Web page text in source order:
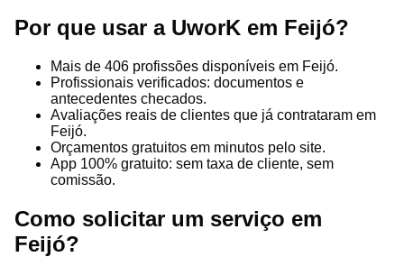
Por que usar a UworK em Feijó?
Mais de 406 profissões disponíveis em Feijó.
Profissionais verificados: documentos e
antecedentes checados.
Avaliações reais de clientes que já contrataram em
Feijó.
Orçamentos gratuitos em minutos pelo site.
App 100% gratuito: sem taxa de cliente, sem
comissão.
Como solicitar um serviço em
Feijó?